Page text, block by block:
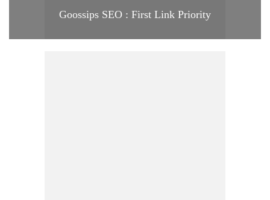
Goossips SEO : First Link Priority